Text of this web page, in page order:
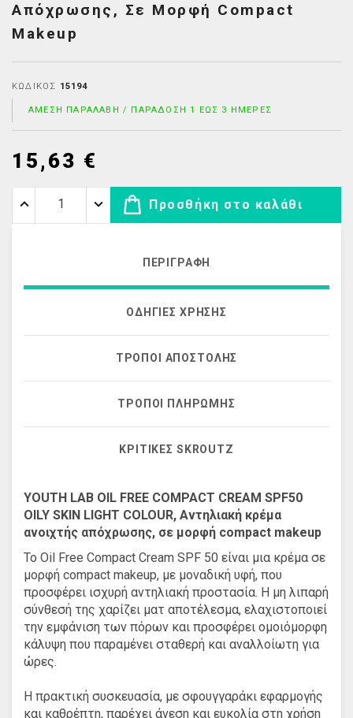
Απόχρωσης, Σε Μορφή Compact
Makeup
ΚΩΔΙΚΌΣ 15194
ΆΜΕΣΗ ΠΑΡΑΛΑΒΉ / ΠΑΡΆΔΟΣΗ 1 ΈΩΣ 3 ΗΜΈΡΕΣ
15,63 €
Προσθήκη στο καλάθι
ΠΕΡΙΓΡΑΦΉ
ΟΔΗΓΊΕΣ ΧΡΉΣΗΣ
ΤΡΌΠΟΙ ΑΠΟΣΤΟΛΉΣ
ΤΡΌΠΟΙ ΠΛΗΡΩΜΉΣ
ΚΡΙΤΙΚΈΣ SKROUTZ
YOUTH LAB OIL FREE COMPACT CREAM SPF50
OILY SKIN LIGHT COLOUR, Αντηλιακή κρέμα
ανοιχτής απόχρωσης, σε μορφή compact makeup
Το Oil Free Compact Cream SPF 50 είναι μια κρέμα σε
μορφή compact makeup, με μοναδική υφή, που
προσφέρει ισχυρή αντηλιακή προστασία. Η μη λιπαρή
σύνθεσή της χαρίζει ματ αποτέλεσμα, ελαχιστοποιεί
την εμφάνιση των πόρων και προσφέρει ομοιόμορφη
κάλυψη που παραμένει σταθερή και αναλλοίωτη για
ώρες.
Η πρακτική συσκευασία, με σφουγγαράκι εφαρμογής
και καθρέπτη, παρέχει άνεση και ευκολία στη χρήση